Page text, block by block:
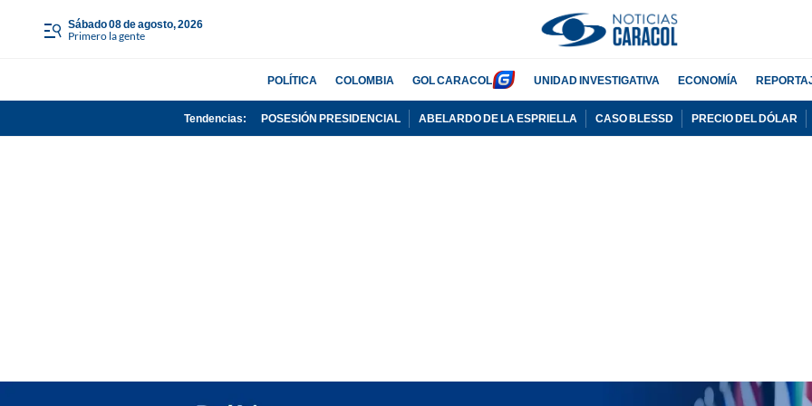
sábado 08 de agosto, 2026
Primero la gente
POLÍTICA COLOMBIA GOL CARACOL UNIDAD INVESTIGATIVA ECONOMÍA
Tendencias: POSESIÓN PRESIDENCIAL ABELARDO DE LA ESPRIELLA CASO BLESSD PRECIO DEL DÓLAR